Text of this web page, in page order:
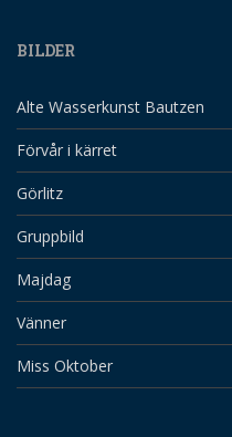
BILDER
Alte Wasserkunst Bautzen
Förvår i kärret
Görlitz
Gruppbild
Majdag
Vänner
Miss Oktober